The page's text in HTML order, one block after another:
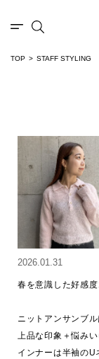
TOP STAFF STYLING
2026.01.31
春を意識した好感度
ニットアンサンブル
上品な印象＋悩み
インナーは半袖のU